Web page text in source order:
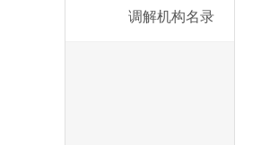
调解机构名录